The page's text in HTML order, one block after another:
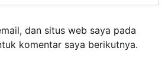
dan situs web saya pada
komentar saya berikutnya.